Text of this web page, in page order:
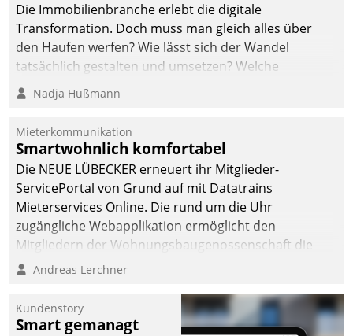
Die Immobilienbranche erlebt die digitale
Transformation. Doch muss man gleich alles über
den Haufen werfen? Wie lässt sich der Wandel
tatsächlich gestalten und umsetzen? Welche
Argumente zählen wirklich?
Nadja Hußmann
Mieterkommunikation
Smartwohnlich komfortabel
Die NEUE LÜBECKER erneuert ihr Mitglieder-
ServicePortal von Grund auf mit Datatrains
Mieterservices Online. Die rund um die Uhr
zugängliche Webapplikation ermöglicht den
Mitgliedern der Wohnungs­bau­genossenschaft die
Kontaktaufnahme per Smartphone, Tablet oder PC.
Andreas Lerchner
Kundenstory
Smart gemanagt